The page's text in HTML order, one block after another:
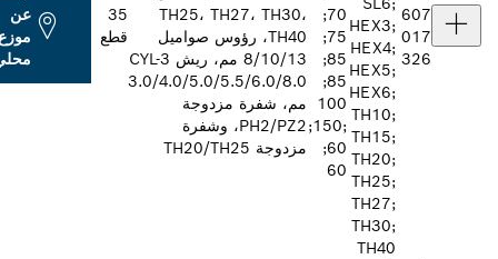
607
017
326
HEX3;
HEX4;
HEX5;
HEX6;
TH10;
TH15;
TH20;
TH25;
TH27;
TH30;
TH40
75;
85;
85;
100
;150;
60
TH25، TH27، TH30،
TH40، رؤوس صواميل
8/10/13 مم، ريش CYL-3
3.0/4.0/5.0/5.5/6.0/8.0
مم، شفرة مزدوجة
PH2/PZ2، وشفرة
مزدوجة TH20/TH25
قطع
عن
موزع
محلي